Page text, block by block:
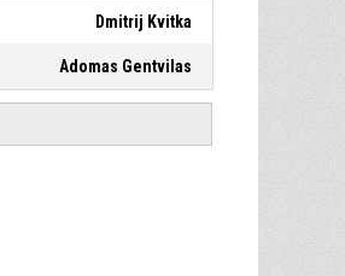
Dmitrij Kvitka
Adomas Gentvilas